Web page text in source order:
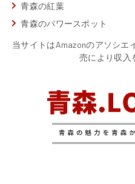
青森の紅葉
青森のパワースポット
当サイトはAmazonのアソシエ
売により収入